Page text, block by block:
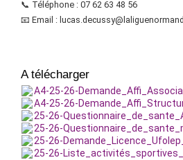
📞 Téléphone : 07 62 63 48 56
📧 Email :
A télécharger
A4-25-26-
A4-25-26-
25-26-
25-26-
25-26-
25-26-